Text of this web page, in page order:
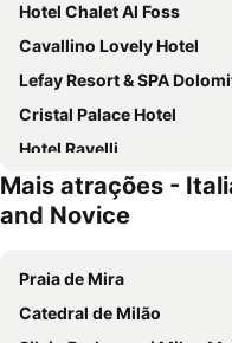
Hotel Chalet Al Foss
Cavallino Lovely Hotel
Lefay Resort & SPA
Cristal Palace Hotel
Hotel Ravelli
San Rocco
Hotel Bertelli
Hotel Crozzon
Park Hotel
Mais atrações -
and Novice
Praia de Mira
Catedral de Milão